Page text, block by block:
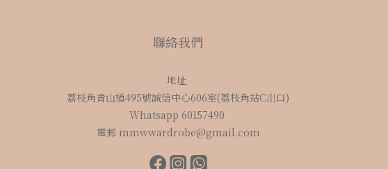
聯絡我們
地址
荔枝角青山道495號誠信中心606室(荔枝角站C岀口)
Whatsapp 60157490
電郵 mmwwardrobe@gmail.com